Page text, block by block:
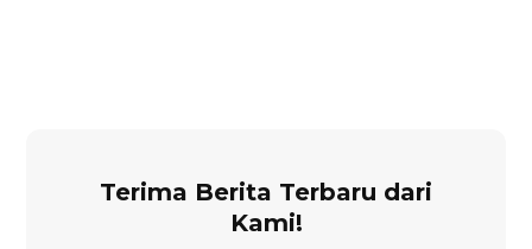
Terima Berita Terbaru dari
Kami!